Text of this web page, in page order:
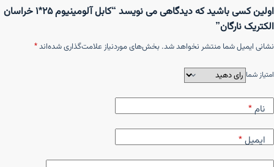
اولین کسی باشید که دیدگاهی می نویسد “کابل آلومینیوم ۲۵*۱ خراسان
الکتریک نارگان”
نشانی ایمیل شما منتشر نخواهد شد. بخش‌های موردنیاز علامت‌گذاری شده‌اند*
امتیاز شما
نام*
ایمیل*